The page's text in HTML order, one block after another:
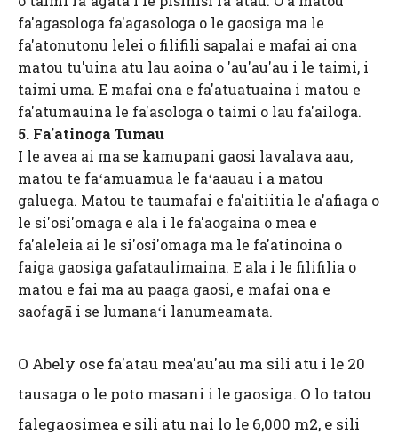
fa'agasologa fa'agasologa o le gaosiga ma le
fa'atonutonu lelei o filifili sapalai e mafai ai ona
matou tu'uina atu lau aoina o 'au'au'au i le taimi, i
taimi uma. E mafai ona e fa'atuatuaina i matou e
fa'atumauina le fa'asologa o taimi o lau fa'ailoga.
5. Fa'atinoga Tumau
I le avea ai ma se kamupani gaosi lavalava aau,
matou te faʻamuamua le faʻaauau i a matou
galuega. Matou te taumafai e fa'aitiitia le a'afiaga o
le si'osi'omaga e ala i le fa'aogaina o mea e
fa'aleleia ai le si'osi'omaga ma le fa'atinoina o
faiga gaosiga gafataulimaina. E ala i le filifilia o
matou e fai ma au paaga gaosi, e mafai ona e
saofagā i se lumanaʻi lanumeamata.
O Abely ose fa'atau mea'au'au ma sili atu i le 20
tausaga o le poto masani i le gaosiga. O lo tatou
falegaosimea e sili atu nai lo le 6,000 m2, e sili